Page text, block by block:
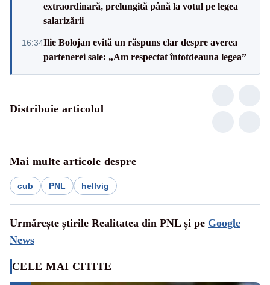
extraordinară, prelungită până la votul pe legea
salarizării
16:34Ilie Bolojan evită un răspuns clar despre averea
partenerei sale: „Am respectat întotdeauna legea”
Distribuie articolul
Mai multe articole despre
cub PNL hellvig
Urmărește știrile Realitatea din PNL și pe Google
News
CELE MAI CITITE